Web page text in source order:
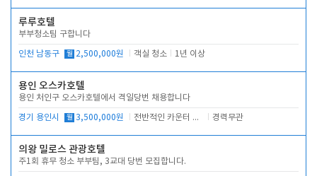
루루호텔
부부청소팀 구합니다
인천 남동구 월 2,500,000원 객실 청소 1년 이상
용인 오스카호텔
용인 처인구 오스카호텔에서 격일당번 채용합니다
경기 용인시 월 3,500,000원 전반적인 카운터 업무 경력무관
의왕 밀로스 관광호텔
주1회 휴무 청소 부부팀, 3교대 당번 모집합니다.